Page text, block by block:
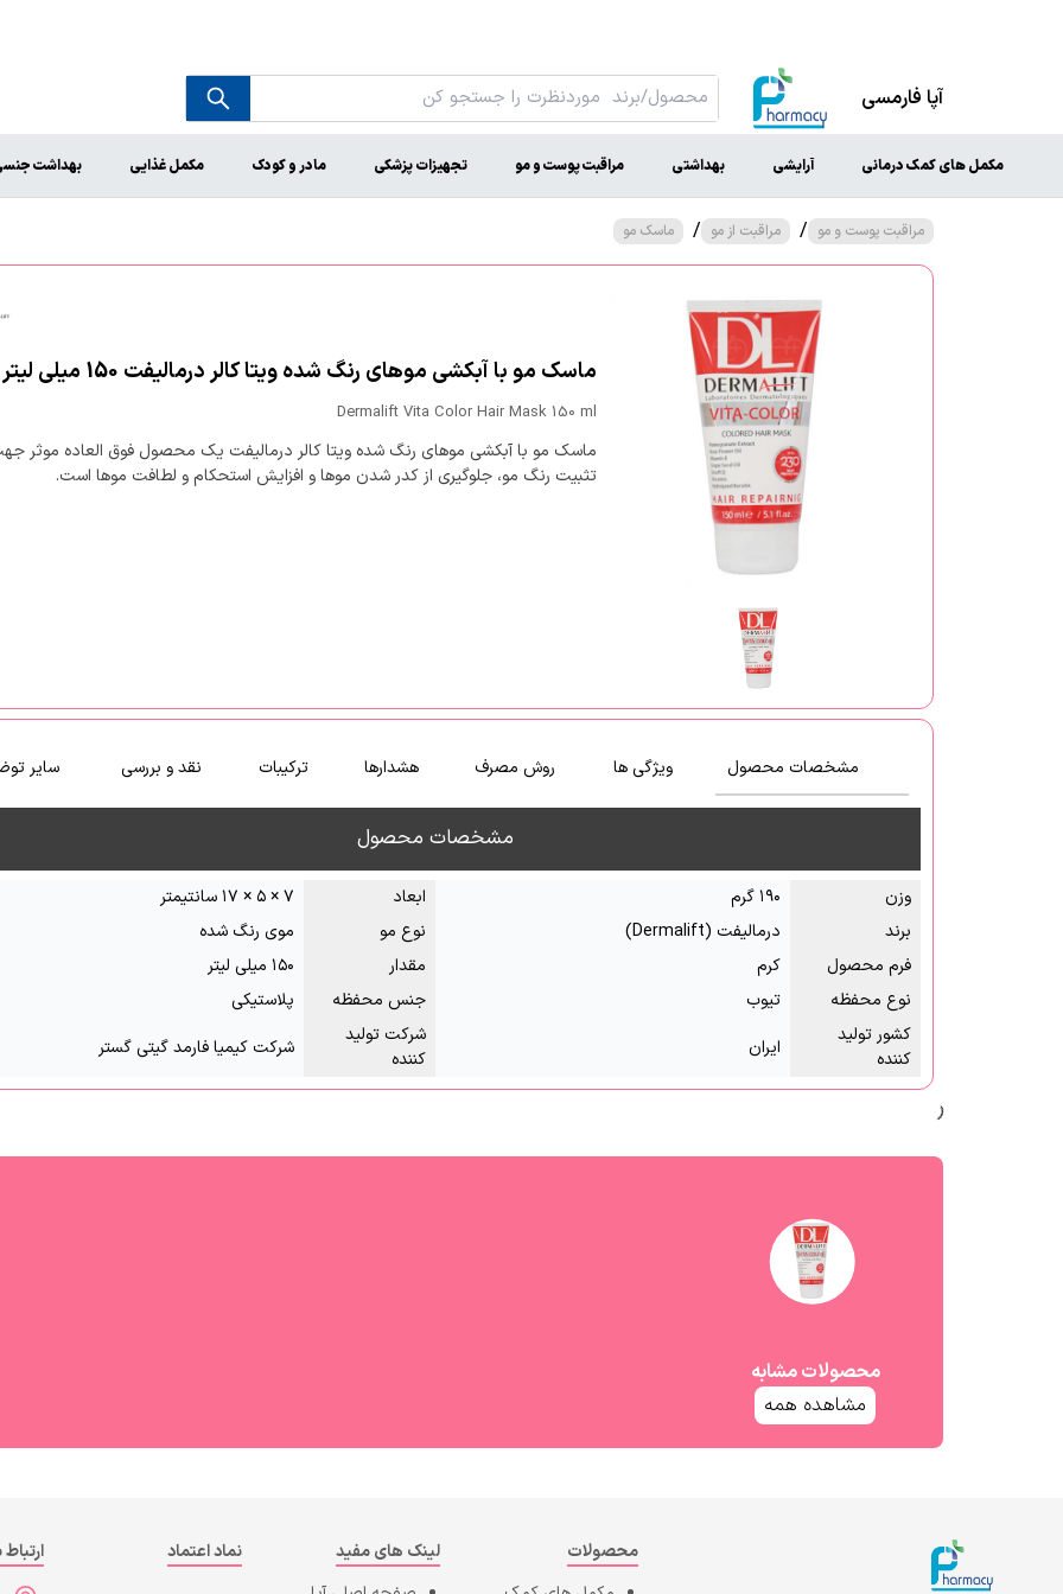
آپا فارمسی
مکمل های کمک درمانی آرایشی بهداشتی مراقبت پوست و مو تجهیزات پزشکی مادر و کودک مکمل غذایی بهداشت
مراقبت پوست و مو / مراقبت از مو / ماسک مو
ماسک مو با آبکشی موهای رنگ شده ویتا کالر درمالیفت 150 میلی لیتر
Dermalift Vita Color Hair Mask 150 ml
ماسک مو با آبکشی موهای رنگ شده ویتا کالر درمالیفت یک محصول فوق العاده موثر
تثبیت رنگ مو، جلوگیری از کدر شدن موها و افزایش استحکام و لطافت موها است.
مشخصات محصول ویژگی ها روش مصرف هشدارها ترکیبات نقد و بررسی سایر
مشخصات محصول
وزن ۱۹۰ گرم ابعاد
۷ × ۵ × ۱۷ سانتیمتر
برند
درمالیفت (Dermalift) نوع مو
موی رنگ شده
فرم محصول
کرم مقدار
۱۵۰ میلی لیتر
نوع محفظه
تیوب جنس محفظه
پلاستیکی
کشور تولید
کننده
ایران
شرکت تولید
کننده
شرکت کیمیا فارمد گیتی گستر
محصولات مشابه
مشاهده همه
محصولات
لینک های مفید
نماد اعتماد
ارتباط